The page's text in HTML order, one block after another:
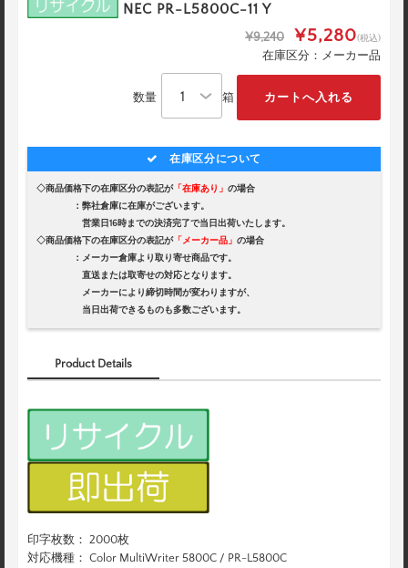
NEC PR-L5800C-11 Y
¥9,240 ¥5,280(税込)
在庫区分：メーカー品
数量 箱
在庫区分について
◇商品価格下の在庫区分の表記が「在庫あり」 の場合
：弊社倉庫に在庫がございます。
営業日16時までの決済完了で当日出荷いたします。
◇商品価格下の在庫区分の表記が「メーカー品」 の場合
：メーカー倉庫より取り寄せ商品です。
直送または取寄せの対応となります。
メーカーにより締切時間が変わりますが、
当日出荷できるものも多数ございます。
Product Details
印字枚数： 2000枚
対応機種： Color MultiWriter 5800C / PR-L5800C